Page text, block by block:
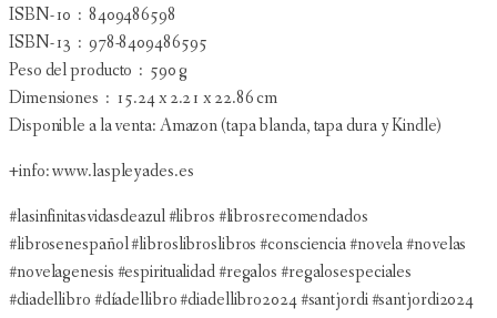
ISBN-10 ‏ : ‎ 8409486598
ISBN-13 ‏ : ‎ 978-8409486595
Peso del producto ‏ : ‎ 590 g
Dimensiones ‏ : ‎ 15.24 x 2.21 x 22.86 cm
Disponible a la venta: Amazon (tapa blanda, tapa dura y Kindle)
+info: www.laspleyades.es
#lasinfinitasvidasdeazul #libros #librosrecomendados
#librosenespañol #libroslibroslibros #consciencia #novela #novelas
#novelagenesis #espiritualidad #regalos #regalosespeciales
#diadellibro #díadellibro #diadellibro2024 #santjordi #santjordi2024